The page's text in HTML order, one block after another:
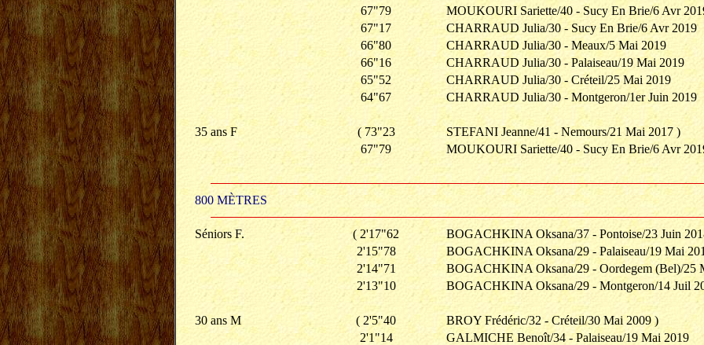
67"79
MOUKOURI Sariette/40 - Sucy En Brie/6 Avr
67"17
CHARRAUD Julia/30 - Sucy En Brie/6 Avr 2019
66"80
CHARRAUD Julia/30 - Meaux/5 Mai 2019
66"16
CHARRAUD Julia/30 - Palaiseau/19 Mai 2019
65"52
CHARRAUD Julia/30 - Créteil/25 Mai 2019
64"67
CHARRAUD Julia/30 - Montgeron/1er Juin 2019
35 ans F ( 73"23
STEFANI Jeanne/41 - Nemours/21 Mai 2017 )
67"79
MOUKOURI Sariette/40 - Sucy En Brie/6 Avr
800 MÈTRES
Séniors F. ( 2'17"62
BOGACHKINA Oksana/37 - Pontoise/23 Juin
2'15"78
BOGACHKINA Oksana/29 - Palaiseau/19 Mai
2'14"71
BOGACHKINA Oksana/29 - Oordegem (Bel)/25
2'13"10
BOGACHKINA Oksana/29 - Montgeron/14 Juil
30 ans M ( 2'5"40
BROY Frédéric/32 - Créteil/30 Mai 2009 )
2'1"14
GALMICHE Benoît/34 - Palaiseau/19 Mai 2019